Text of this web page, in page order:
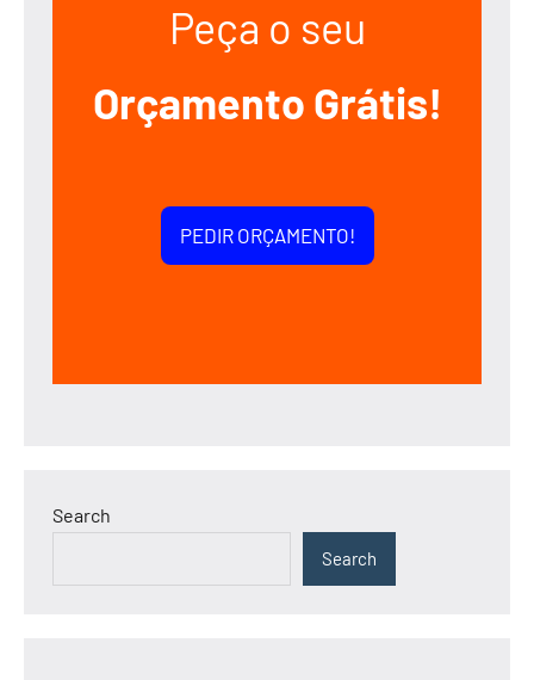
Peça o seu
Orçamento Grátis!
PEDIR ORÇAMENTO!
Search
Search